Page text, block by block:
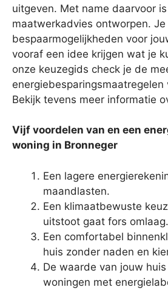
uitgeven. Met name daarvoor
maatwerkadvies ontworpen.
bespaarmogelijkheden voor
vooraf een idee krijgen wat je
onze keuzegids check je de
energiebesparingsmaatregelen
Bekijk tevens meer informatie
Vijf voordelen van en een
woning in Bronneger
Een lagere
maandlasten.
Een klimaatbewuste
uitstoot gaat fors omlaag.
Een comfortabel
huis zonder naden en
De waarde van jouw
woningen met